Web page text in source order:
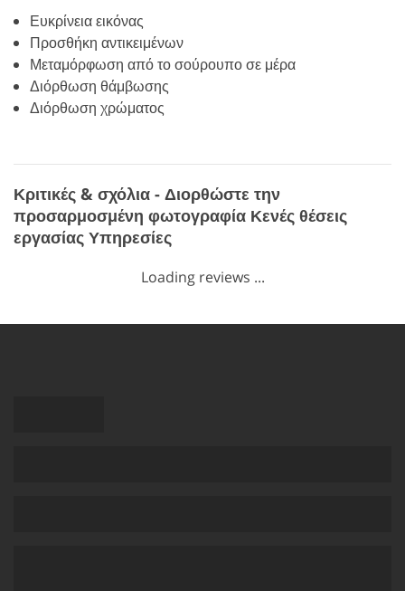
Ευκρίνεια εικόνας
Προσθήκη αντικειμένων
Μεταμόρφωση από το σούρουπο σε μέρα
Διόρθωση θάμβωσης
Διόρθωση χρώματος
Κριτικές & σχόλια - Διορθώστε την
προσαρμοσμένη φωτογραφία Κενές θέσεις
εργασίας Υπηρεσίες
Loading reviews ...